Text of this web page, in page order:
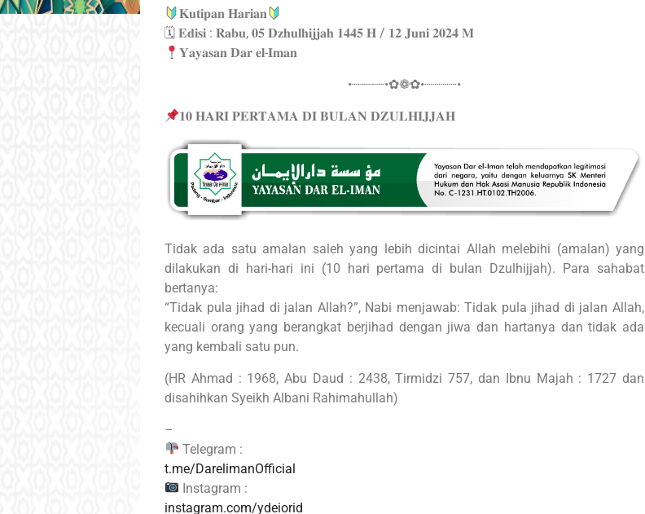
𝐊𝐮𝐭𝐢𝐩𝐚𝐧 𝐇𝐚𝐫𝐢𝐚𝐧
🗓 𝐄𝐝𝐢𝐬𝐢 : 𝐑𝐚𝐛𝐮, 𝟎𝟓 𝐃𝐳𝐡𝐮𝐥𝐡𝐢𝐣𝐣𝐚𝐡 𝟏𝟒𝟒𝟓 𝐇 / 𝟏𝟐 𝐉𝐮𝐧𝐢 𝟐𝟎𝟐𝟒 𝐌
𝐘𝐚𝐲𝐚𝐬𝐚𝐧 𝐃𝐚𝐫 𝐞𝐥-𝐈𝐦𝐚𝐧
•┈┈┈┈•✿❁✿•┈┈┈┈•
𝟏𝟎 𝐇𝐀𝐑𝐈 𝐏𝐄𝐑𝐓𝐀𝐌𝐀 𝐃𝐈 𝐁𝐔𝐋𝐀𝐍 𝐃𝐙𝐔𝐋𝐇𝐈𝐉𝐉𝐀𝐇
Tidak ada satu amalan saleh yang lebih dicintai Allah melebihi (amalan) yang
dilakukan di hari-hari ini (10 hari pertama di bulan Dzulhijjah). Para sahabat
bertanya:
“Tidak pula jihad di jalan Allah?”, Nabi menjawab: Tidak pula jihad di jalan Allah,
kecuali orang yang berangkat berjihad dengan jiwa dan hartanya dan tidak ada
yang kembali satu pun.
(HR Ahmad : 1968, Abu Daud : 2438, Tirmidzi 757, dan Ibnu Majah : 1727 dan
disahihkan Syeikh Albani Rahimahullah)
–
Telegram :
t.me/DarelimanOfficial
Instagram :
instagram.com/ydeiorid